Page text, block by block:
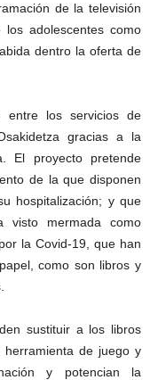
de la televisión
adolescentes como
dentro la oferta de
entre los servicios de
gracias a la
El proyecto pretende
de la que disponen
hospitalización; y que
mermada como
la Covid-19, que han
como son libros y
sustituir a los libros
herramienta de juego y
y potencian la